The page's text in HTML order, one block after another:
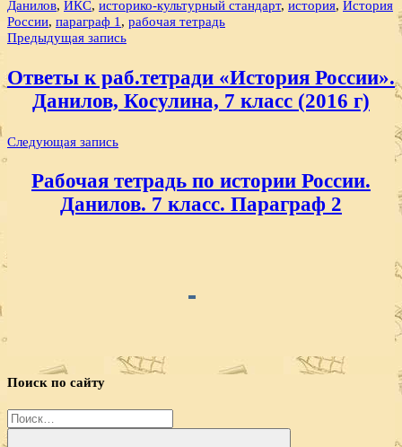
Данилов, ИКС, историко-культурный стандарт, история, История
России, параграф 1 , рабочая тетрадь
Навигация
записям
Предыдущая запись
Ответы к раб.тетради «История России».
Данилов, Косулина, 7 класс (2016 г)
Следующая запись
Рабочая тетрадь по истории России.
Данилов. 7 класс. Параграф 2
Поиск по сайту
Найти: